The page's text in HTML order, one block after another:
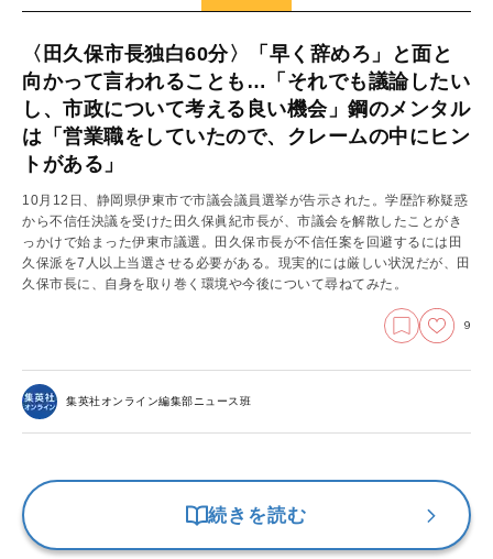
〈田久保市長独白60分〉「早く辞めろ」と面と
向かって言われることも…「それでも議論したい
し、市政について考える良い機会」鋼のメンタル
は「営業職をしていたので、クレームの中にヒン
トがある」
10月12日、静岡県伊東市で市議会議員選挙が告示された。学歴詐称疑惑
から不信任決議を受けた田久保眞紀市長が、市議会を解散したことがき
っかけで始まった伊東市議選。田久保市長が不信任案を回避するには田
久保派を7人以上当選させる必要がある。現実的には厳しい状況だが、田
久保市長に、自身を取り巻く環境や今後について尋ねてみた。
9
集英社オンライン編集部ニュース班
続きを読む